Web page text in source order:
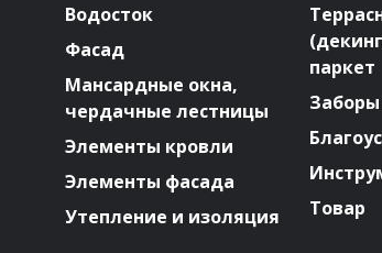
Водосток
Фасад
Мансардные окна,
чердачные лестницы
Элементы кровли
Элементы фасада
Утепление и изоляция
паркет
Товар